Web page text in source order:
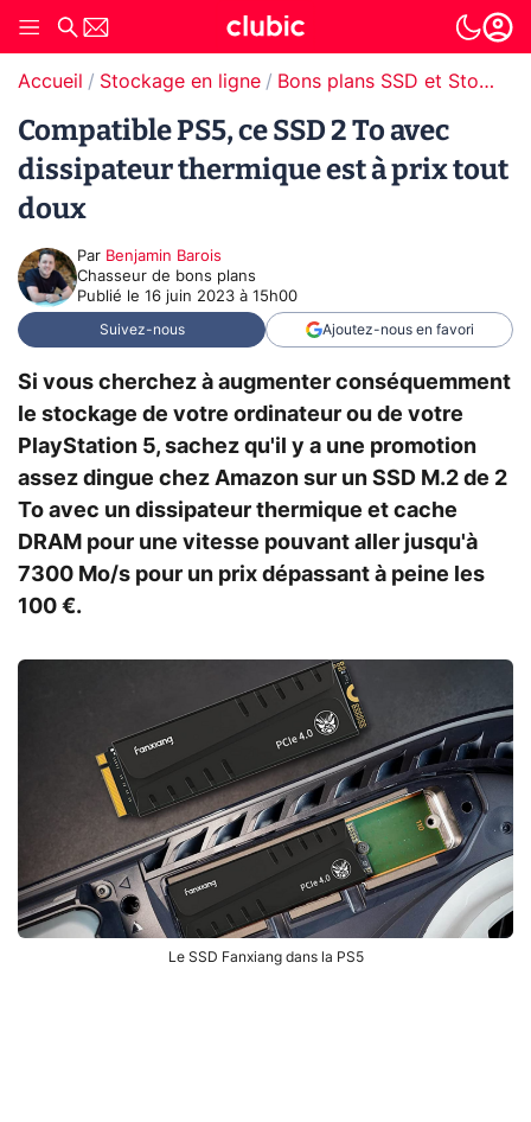
Accueil Stockage en ligne Bons plans SSD et Stockage
Compatible PS5, ce SSD 2 To avec
dissipateur thermique est à prix tout
doux
Par Benjamin Barois
Chasseur de bons plans
Publié le 16 juin 2023 à 15h00
Suivez-nous Ajoutez-nous en favori
Si vous cherchez à augmenter conséquemment
le stockage de votre ordinateur ou de votre
PlayStation 5, sachez qu'il y a une promotion
assez dingue chez Amazon sur un SSD M.2 de 2
To avec un dissipateur thermique et cache
DRAM pour une vitesse pouvant aller jusqu'à
7300 Mo/s pour un prix dépassant à peine les
100 €.
Le SSD Fanxiang dans la PS5